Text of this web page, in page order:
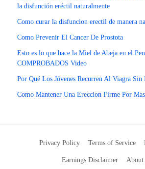
la disfunción eréctil naturalmente
Como curar la disfuncion erectil de manera
Como Prevenir El Cancer De Prostota
Esto es lo que hace la Miel de Abeja en el
COMPROBADOS Video
Por Qué Los Jóvenes Recurren Al Viagra Sin
Como Mantener Una Ereccion Firme Por
Privacy Policy Terms of Service
Earnings Disclaimer About